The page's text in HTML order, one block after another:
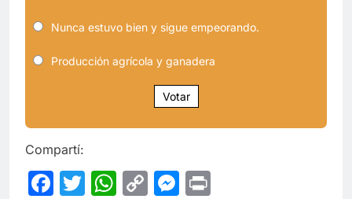
Nunca estuvo bien y sigue empeorando.
Producción agrícola y ganadera
Votar
Compartí:
Facebook
Twitter
WhatsApp
CopyMessenger